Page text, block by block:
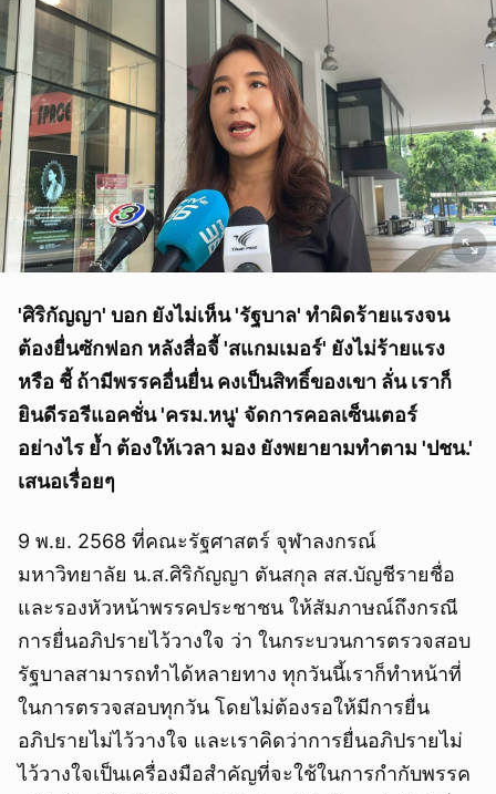
'ศิริกัญญา' บอก ยังไม่เห็น 'รัฐบาล' ทำผิดร้ายแรงจน
ต้องยื่นซักฟอก หลังสื่อจี้ 'สแกมเมอร์' ยังไม่ร้ายแรง
หรือ ชี้ ถ้ามีพรรคอื่นยื่น คงเป็นสิทธิ์ของเขา ลั่น เราก็
ยินดีรอรีแอคชั่น 'ครม.หนู' จัดการคอลเซ็นเตอร์
อย่างไร ย้ำ ต้องให้เวลา มอง ยังพยายามทำตาม 'ปชน.'
เสนอเรื่อยๆ
9 พ.ย. 2568 ที่คณะรัฐศาสตร์ จุฬาลงกรณ์
มหาวิทยาลัย น.ส.ศิริกัญญา ตันสกุล สส.บัญชีรายชื่อ
และรองหัวหน้าพรรคประชาชน ให้สัมภาษณ์ถึงกรณี
การยื่นอภิปรายไว้วางใจ ว่า ในกระบวนการตรวจสอบ
รัฐบาลสามารถทำได้หลายทาง ทุกวันนี้เราก็ทำหน้าที่
ในการตรวจสอบทุกวัน โดยไม่ต้องรอให้มีการยื่น
อภิปรายไม่ไว้วางใจ และเราคิดว่าการยื่นอภิปรายไม่
ไว้วางใจเป็นเครื่องมือสำคัญที่จะใช้ในการกำกับพรรค